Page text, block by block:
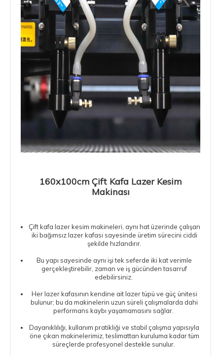
160x100cm Çift Kafa Lazer Kesim
Makinası
Çift kafa lazer kesim makineleri , aynı hat üzerinde çalışan
iki bağımsız lazer kafası sayesinde üretim sürecini ciddi
şekilde hızlandırır.
Bu yapı sayesinde aynı işi tek seferde iki kat verimle
gerçekleştirebilir, zaman ve iş gücünden tasarruf
edebilirsiniz.
Her lazer kafasının kendine ait lazer tüpü ve güç ünitesi
bulunur; bu da makinelerin uzun süreli çalışmalarda dahi
performans kaybı yaşamamasını sağlar.
Dayanıklılığı, kullanım pratikliği ve stabil çalışma yapısıyla
öne çıkan makinelerimiz, teslimattan kuruluma kadar tüm
süreçlerde profesyonel destekle sunulur.